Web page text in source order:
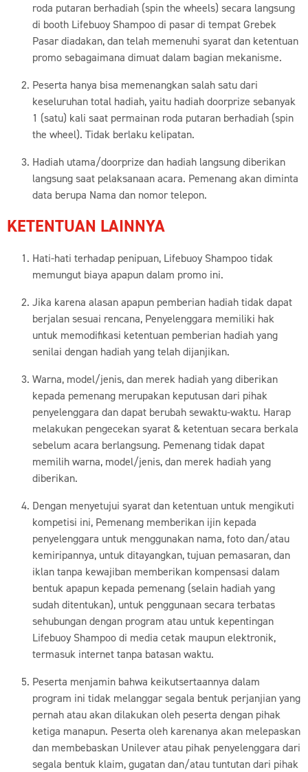
roda putaran berhadiah (spin the wheels) secara langsung
di booth Lifebuoy Shampoo di pasar di tempat Grebek
Pasar diadakan, dan telah memenuhi syarat dan ketentuan
promo sebagaimana dimuat dalam bagian mekanisme.
Peserta hanya bisa memenangkan salah satu dari
keseluruhan total hadiah, yaitu hadiah doorprize sebanyak
1 (satu) kali saat permainan roda putaran berhadiah (spin
the wheel). Tidak berlaku kelipatan.
Hadiah utama/doorprize dan hadiah langsung diberikan
langsung saat pelaksanaan acara. Pemenang akan diminta
data berupa Nama dan nomor telepon.
KETENTUAN LAINNYA
Hati-hati terhadap penipuan, Lifebuoy Shampoo tidak
memungut biaya apapun dalam promo ini.
Jika karena alasan apapun pemberian hadiah tidak dapat
berjalan sesuai rencana, Penyelenggara memiliki hak
untuk memodifikasi ketentuan pemberian hadiah yang
senilai dengan hadiah yang telah dijanjikan.
Warna, model/jenis, dan merek hadiah yang diberikan
kepada pemenang merupakan keputusan dari pihak
penyelenggara dan dapat berubah sewaktu-waktu. Harap
melakukan pengecekan syarat & ketentuan secara berkala
sebelum acara berlangsung. Pemenang tidak dapat
memilih warna, model/jenis, dan merek hadiah yang
diberikan.
Dengan menyetujui syarat dan ketentuan untuk mengikuti
kompetisi ini, Pemenang memberikan ijin kepada
penyelenggara untuk menggunakan nama, foto dan/atau
kemiripannya, untuk ditayangkan, tujuan pemasaran, dan
iklan tanpa kewajiban memberikan kompensasi dalam
bentuk apapun kepada pemenang (selain hadiah yang
sudah ditentukan), untuk penggunaan secara terbatas
sehubungan dengan program atau untuk kepentingan
Lifebuoy Shampoo di media cetak maupun elektronik,
termasuk internet tanpa batasan waktu.
Peserta menjamin bahwa keikutsertaannya dalam
program ini tidak melanggar segala bentuk perjanjian yang
pernah atau akan dilakukan oleh peserta dengan pihak
ketiga manapun. Peserta oleh karenanya akan melepaskan
dan membebaskan Unilever atau pihak penyelenggara dari
segala bentuk klaim, gugatan dan/atau tuntutan dari pihak